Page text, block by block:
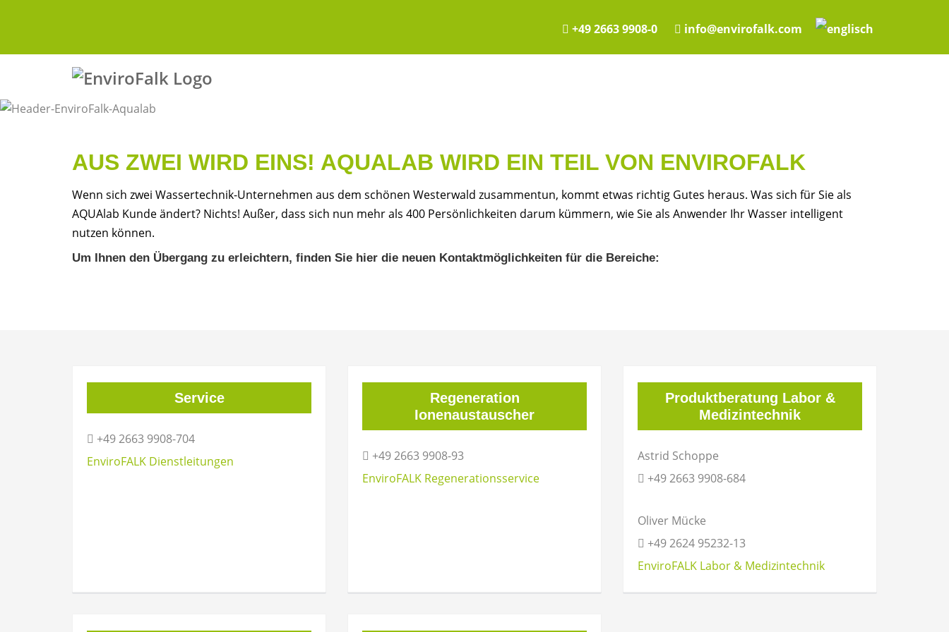
+49 2663 9908-0 info@envirofalk.com
AUS ZWEI WIRD EINS! AQUALAB WIRD EIN TEIL VON ENVIROFALK
Wenn sich zwei Wassertechnik-Unternehmen aus dem schönen Westerwald zusammentun, kommt etwas richtig Gutes heraus. Was sich für Sie als
AQUAlab Kunde ändert? Nichts! Außer, dass sich nun mehr als 400 Persönlichkeiten darum kümmern, wie Sie als Anwender Ihr Wasser intelligent
nutzen können.
Um Ihnen den Übergang zu erleichtern, finden Sie hier die neuen Kontaktmöglichkeiten für die Bereiche:
Service
+49 2663 9908-704
EnviroFALK Dienstleitungen
Regeneration
Ionenaustauscher
+49 2663 9908-93
EnviroFALK Regenerationsservice
Produktberatung Labor &
Medizintechnik
Astrid Schoppe
+49 2663 9908-684
Oliver Mücke
+49 2624 95232-13
EnviroFALK Labor & Medizintechnik